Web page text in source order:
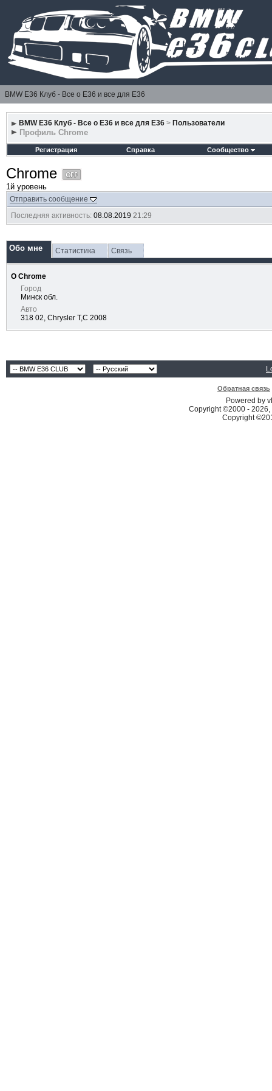
BMW E36 Клуб - Все о Е36 и все для Е36
BMW E36 Клуб - Все о Е36 и все для Е36 > Пользователи
Профиль Chrome
Регистрация Справка Сообщество
Chrome
1й уровень
Отправить сообщение
Последняя активность:08.08.2019 21:29
Обо мне Статистика Связь
О Chrome
Город
Минск обл.
Авто
318 02, Chrysler T,C 2008
Обратная связь
Powered by
Copyright ©2000 -
Copyright